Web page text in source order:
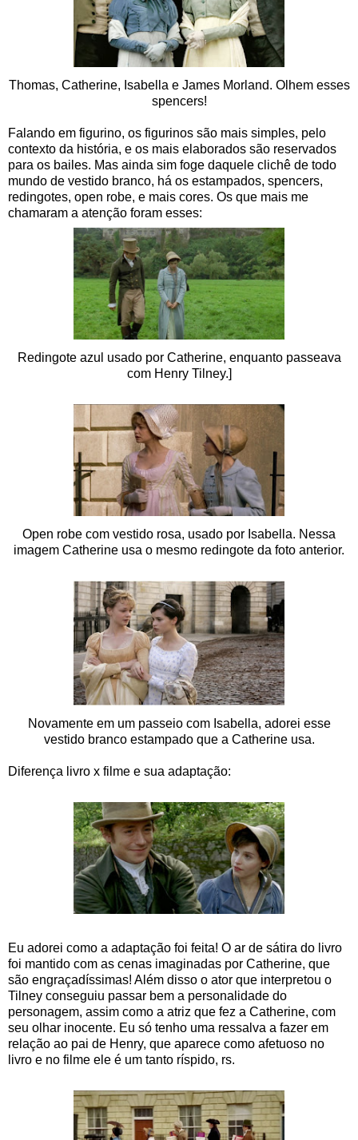
Thomas, Catherine, Isabella e James Morland. Olhem esses
spencers!
Falando em figurino, os figurinos são mais simples, pelo
contexto da história, e os mais elaborados são reservados
para os bailes. Mas ainda sim foge daquele clichê de todo
mundo de vestido branco, há os estampados, spencers,
redingotes, open robe, e mais cores. Os que mais me
chamaram a atenção foram esses:
Redingote azul usado por Catherine, enquanto passeava
com Henry Tilney.]
Open robe com vestido rosa, usado por Isabella. Nessa
imagem Catherine usa o mesmo redingote da foto anterior.
Novamente em um passeio com Isabella, adorei esse
vestido branco estampado que a Catherine usa.
Diferença livro x filme e sua adaptação:
Eu adorei como a adaptação foi feita! O ar de sátira do livro
foi mantido com as cenas imaginadas por Catherine, que
são engraçadíssimas! Além disso o ator que interpretou o
Tilney conseguiu passar bem a personalidade do
personagem, assim como a atriz que fez a Catherine, com
seu olhar inocente. Eu só tenho uma ressalva a fazer em
relação ao pai de Henry, que aparece como afetuoso no
livro e no filme ele é um tanto ríspido, rs.